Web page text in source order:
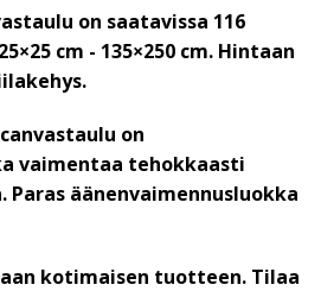
on saatavissa 116
cm - 135×250 cm. Hintaan
on
vaimentaa tehokkaasti
äänenvaimennusluokka
kotimaisen tuotteen. Tilaa